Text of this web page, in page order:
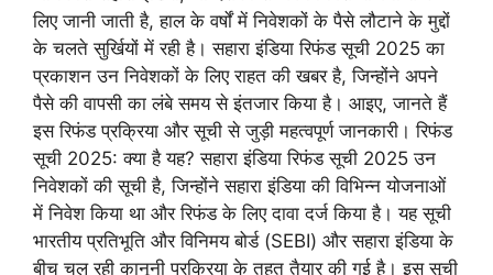
लिए जानी जाती है, हाल के वर्षों में निवेशकों के पैसे लौटाने के मुद्दों
के चलते सुर्खियों में रही है। सहारा इंडिया रिफंड सूची 2025 का
प्रकाशन उन निवेशकों के लिए राहत की खबर है, जिन्होंने अपने
पैसे की वापसी का लंबे समय से इंतजार किया है। आइए, जानते हैं
इस रिफंड प्रक्रिया और सूची से जुड़ी महत्वपूर्ण जानकारी। रिफंड
सूची 2025: क्या है यह? सहारा इंडिया रिफंड सूची 2025 उन
निवेशकों की सूची है, जिन्होंने सहारा इंडिया की विभिन्न योजनाओं
में निवेश किया था और रिफंड के लिए दावा दर्ज किया है। यह सूची
भारतीय प्रतिभूति और विनिमय बोर्ड (SEBI) और सहारा इंडिया के
बीच चल रही कानूनी प्रक्रिया के तहत तैयार की गई है। इस सूची